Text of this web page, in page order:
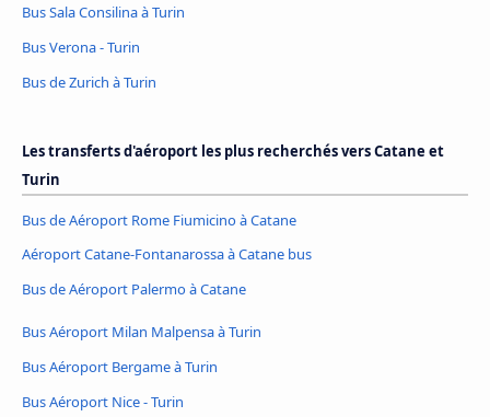
Bus Sala Consilina à Turin
Bus Verona - Turin
Bus de Zurich à Turin
Les transferts d'aéroport les plus recherchés vers Catane et
Turin
Bus de Aéroport Rome Fiumicino à Catane
Aéroport Catane-Fontanarossa à Catane bus
Bus de Aéroport Palermo à Catane
Bus Aéroport Milan Malpensa à Turin
Bus Aéroport Bergame à Turin
Bus Aéroport Nice - Turin